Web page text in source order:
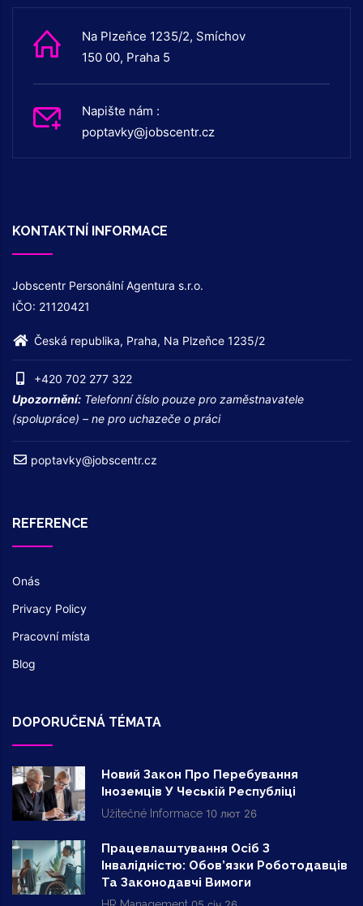
Na Plzeňce 1235/2, Smíchov
150 00, Praha 5
Napište nám :
poptavky@jobscentr.cz
KONTAKTNÍ INFORMACE
Jobscentr Personální Agentura s.r.o.
IČO: 21120421
Česká republika, Praha, Na Plzeňce 1235/2
+420 702 277 322
Upozornění: Telefonní číslo pouze pro zaměstnavatele
(spolupráce) – ne pro uchazeče o práci
poptavky@jobscentr.cz
REFERENCE
Onás
Privacy Policy
Pracovní místa
Blog
DOPORUČENÁ TÉMATA
Новий Закон Про Перебування
Іноземців У Чеській Республіці
Užitečné Informace 10 лют 26
Працевлаштування Осіб З
Інвалідністю: Обов’язки Роботодавців
Та Законодавчі Вимоги